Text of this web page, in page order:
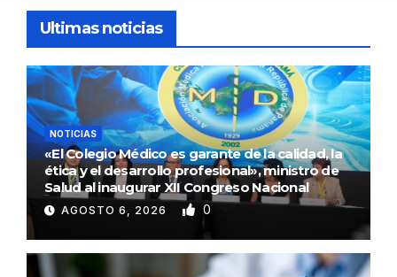
Ultimas noticias
NOTICIAS
«El Colegio Médico es garante de la calidad, la
ética y el desarrollo profesional», ministro de
Salud al inaugurar XII Congreso Nacional
AGOSTO 6, 2026 0